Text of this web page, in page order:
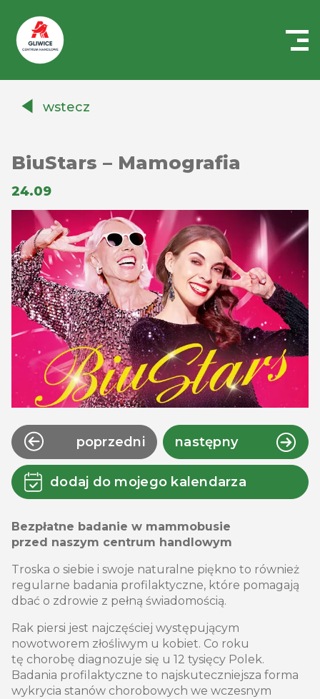
Auchanwstecz
BiuStars – Mamografia
24.09
poprzedni następny
dodaj do mojego kalendarza
Bezpłatne badanie w mammobusie
przed naszym centrum handlowym
Troska o siebie i swoje naturalne piękno to również
regularne badania profilaktyczne, które pomagają
dbać o zdrowie z pełną świadomością.
Rak piersi jest najczęściej występującym
nowotworem złośliwym u kobiet. Co roku
tę chorobę diagnozuje się u 12 tysięcy Polek.
Badania profilaktyczne to najskuteczniejsza forma
wykrycia stanów chorobowych we wczesnym